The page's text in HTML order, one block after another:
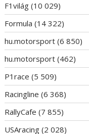
F1világ (10 029)
Formula (14 322)
hu.motorsport (6 850)
hu.motorsport (462)
P1race (5 509)
Racingline (6 368)
RallyCafe (7 855)
USAracing (2 028)